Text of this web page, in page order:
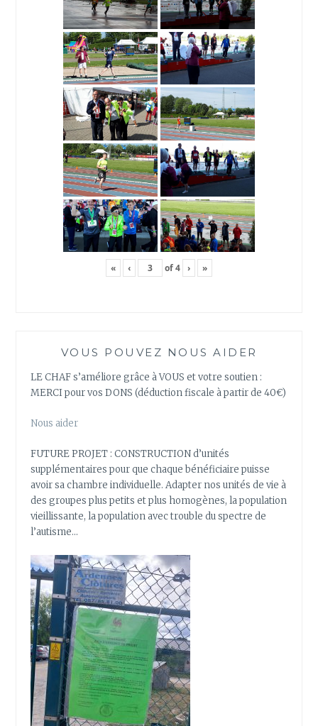
« ‹ of4 › »
VOUS POUVEZ NOUS AIDER
LE CHAF s’améliore grâce à VOUS et votre soutien :
MERCI pour vos DONS (déduction fiscale à partir de 40€)
Nous aider
FUTURE PROJET : CONSTRUCTION d’unités
supplémentaires pour que chaque bénéficiaire puisse
avoir sa chambre individuelle. Adapter nos unités de vie à
des groupes plus petits et plus homogènes, la population
vieillissante, la population avec trouble du spectre de
l’autisme…